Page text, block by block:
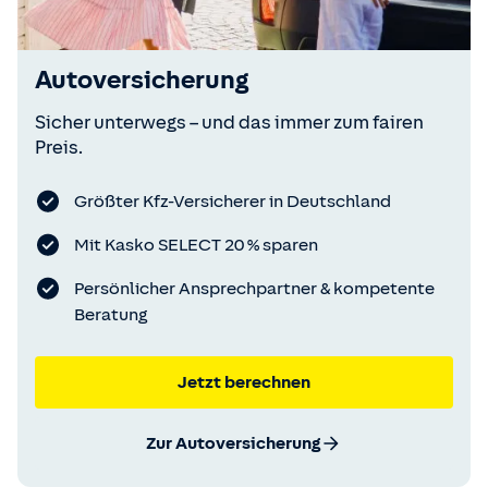
Autoversicherung
Sicher unterwegs – und das immer zum fairen
Preis.
Größter Kfz-Versicherer in Deutschland
Mit Kasko SELECT 20 % sparen
Persönlicher Ansprechpartner & kompetente
Beratung
Jetzt berechnen
Zur Autoversicherung